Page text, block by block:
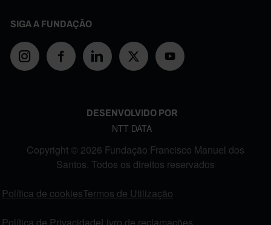
SIGA A FUNDAÇÃO
DESENVOLVIDO POR
NTT DATA
Copyright © 2026 Fundação Francisco Manuel dos
Santos. Todos os direitos reservados
Política de cookiesTermos de Utilização